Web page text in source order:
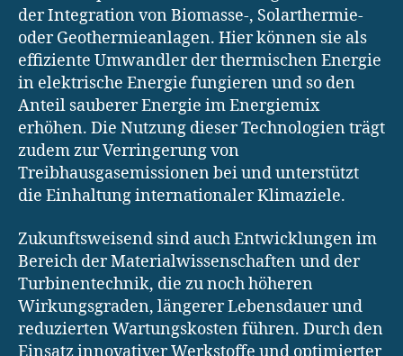
der Integration von Biomasse-, Solarthermie-
oder Geothermieanlagen. Hier können sie als
effiziente Umwandler der thermischen Energie
in elektrische Energie fungieren und so den
Anteil sauberer Energie im Energiemix
erhöhen. Die Nutzung dieser Technologien trägt
zudem zur Verringerung von
Treibhausgasemissionen bei und unterstützt
die Einhaltung internationaler Klimaziele.
Zukunftsweisend sind auch Entwicklungen im
Bereich der Materialwissenschaften und der
Turbinentechnik, die zu noch höheren
Wirkungsgraden, längerer Lebensdauer und
reduzierten Wartungskosten führen. Durch den